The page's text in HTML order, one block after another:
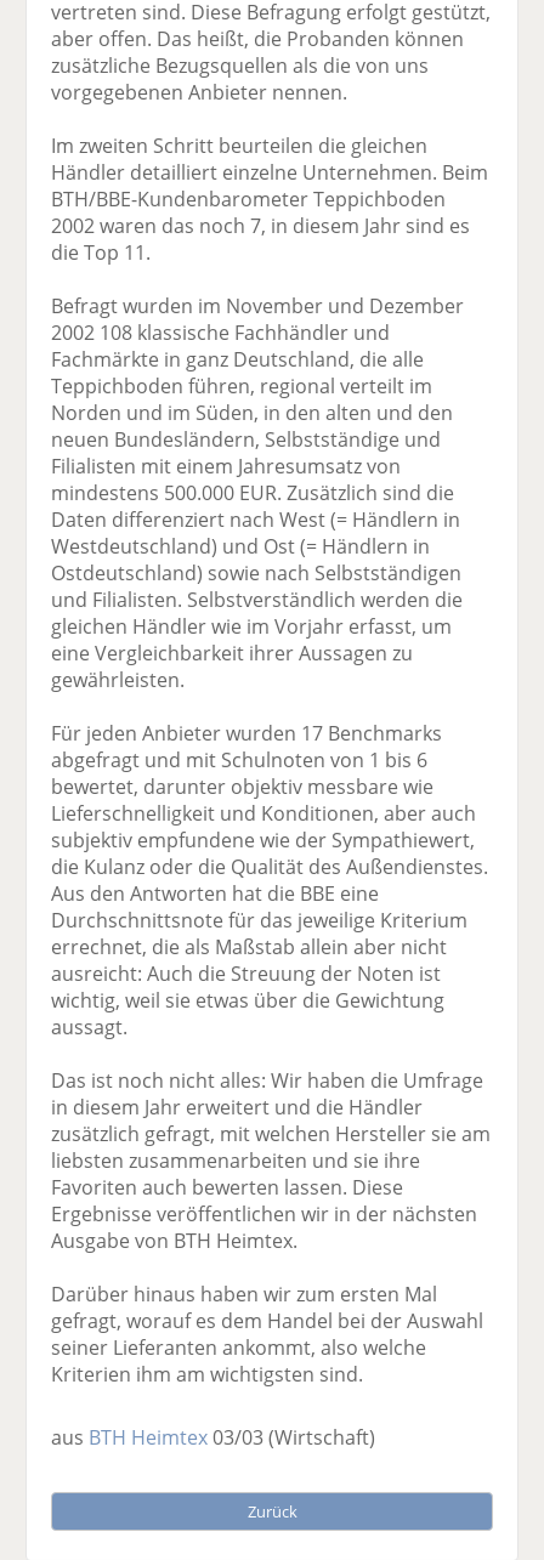
vertreten sind. Diese Befragung erfolgt gestützt,
aber offen. Das heißt, die Probanden können
zusätzliche Bezugsquellen als die von uns
vorgegebenen Anbieter nennen.
Im zweiten Schritt beurteilen die gleichen
Händler detailliert einzelne Unternehmen. Beim
BTH/BBE-Kundenbarometer Teppichboden
2002 waren das noch 7, in diesem Jahr sind es
die Top 11.
Befragt wurden im November und Dezember
2002 108 klassische Fachhändler und
Fachmärkte in ganz Deutschland, die alle
Teppichboden führen, regional verteilt im
Norden und im Süden, in den alten und den
neuen Bundesländern, Selbstständige und
Filialisten mit einem Jahresumsatz von
mindestens 500.000 EUR. Zusätzlich sind die
Daten differenziert nach West (= Händlern in
Westdeutschland) und Ost (= Händlern in
Ostdeutschland) sowie nach Selbstständigen
und Filialisten. Selbstverständlich werden die
gleichen Händler wie im Vorjahr erfasst, um
eine Vergleichbarkeit ihrer Aussagen zu
gewährleisten.
Für jeden Anbieter wurden 17 Benchmarks
abgefragt und mit Schulnoten von 1 bis 6
bewertet, darunter objektiv messbare wie
Lieferschnelligkeit und Konditionen, aber auch
subjektiv empfundene wie der Sympathiewert,
die Kulanz oder die Qualität des Außendienstes.
Aus den Antworten hat die BBE eine
Durchschnittsnote für das jeweilige Kriterium
errechnet, die als Maßstab allein aber nicht
ausreicht: Auch die Streuung der Noten ist
wichtig, weil sie etwas über die Gewichtung
aussagt.
Das ist noch nicht alles: Wir haben die Umfrage
in diesem Jahr erweitert und die Händler
zusätzlich gefragt, mit welchen Hersteller sie am
liebsten zusammenarbeiten und sie ihre
Favoriten auch bewerten lassen. Diese
Ergebnisse veröffentlichen wir in der nächsten
Ausgabe von BTH Heimtex.
Darüber hinaus haben wir zum ersten Mal
gefragt, worauf es dem Handel bei der Auswahl
seiner Lieferanten ankommt, also welche
Kriterien ihm am wichtigsten sind.
aus BTH Heimtex03/03(Wirtschaft)
Zurück